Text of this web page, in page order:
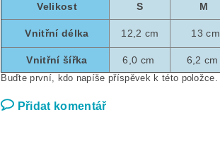
Velikost S M
Vnitřní délka 12,2 cm 13 cm
Vnitřní šířka 6,0 cm 6,2 cm
Buďte první, kdo napíše příspěvek k této položce.
Přidat komentář